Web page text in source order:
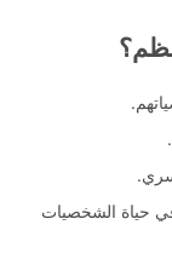
حياة الشخصيات